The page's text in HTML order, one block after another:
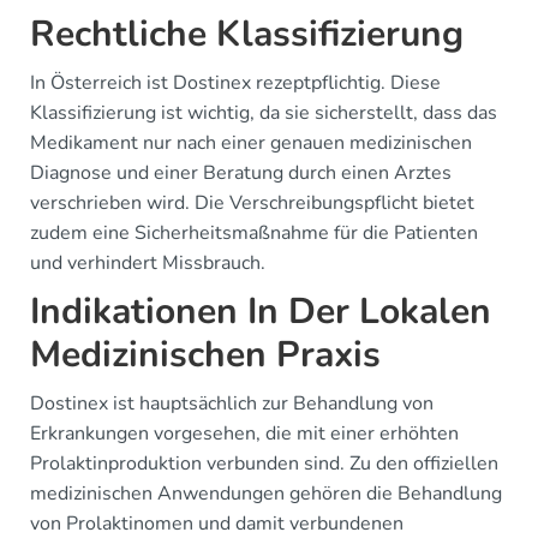
Rechtliche Klassifizierung
In Österreich ist Dostinex rezeptpflichtig. Diese
Klassifizierung ist wichtig, da sie sicherstellt, dass das
Medikament nur nach einer genauen medizinischen
Diagnose und einer Beratung durch einen Arztes
verschrieben wird. Die Verschreibungspflicht bietet
zudem eine Sicherheitsmaßnahme für die Patienten
und verhindert Missbrauch.
Indikationen In Der Lokalen
Medizinischen Praxis
Dostinex ist hauptsächlich zur Behandlung von
Erkrankungen vorgesehen, die mit einer erhöhten
Prolaktinproduktion verbunden sind. Zu den offiziellen
medizinischen Anwendungen gehören die Behandlung
von Prolaktinomen und damit verbundenen